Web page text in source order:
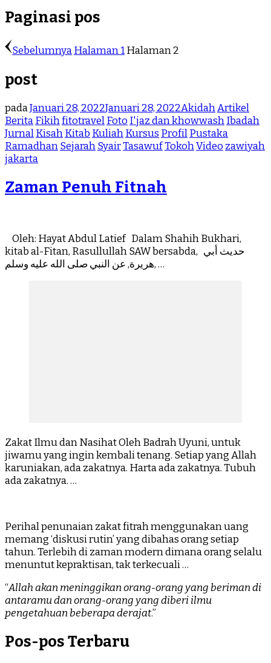
Paginasi pos
SebelumnyaHalaman1Halaman2
post
padaJanuari 28, 2022Januari 28, 2022AkidahArtikel
BeritaFikihfitotravelFoto I'jaz dan khowwashIbadah
JurnalKisahKitab KuliahKursus ProfilPustaka
RamadhanSejarahSyairTasawufTokohVideo zawiyah
jakarta
Zaman Penuh Fitnah
Oleh: Hayat Abdul Latief Dalam Shahih Bukhari,
kitab al-Fitan, Rasullullah SAW bersabda, حديث أبي
هريرة, عن النبي صلى الله عليه وسلم, …
Zakat Ilmu dan Nasihat Oleh Badrah Uyuni, untuk
jiwamu yang ingin kembali tenang. Setiap yang Allah
karuniakan, ada zakatnya. Harta ada zakatnya. Tubuh
ada zakatnya. …
Perihal penunaian zakat fitrah menggunakan uang
memang ‘diskusi rutin’ yang dibahas orang setiap
tahun. Terlebih di zaman modern dimana orang selalu
menuntut kepraktisan, tak terkecuali …
“Allah akan meninggikan orang-orang yang beriman di
antaramu dan orang-orang yang diberi ilmu
pengetahuan beberapa derajat.”
Pos-pos Terbaru